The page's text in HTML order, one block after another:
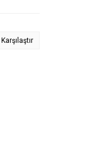
Karşılaştır